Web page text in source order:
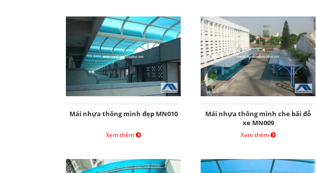
Mái nhựa thông minh đẹp MN010
Xem thêm
Mái nhựa thông minh che bãi đỗ
xe MN009
Xem thêm